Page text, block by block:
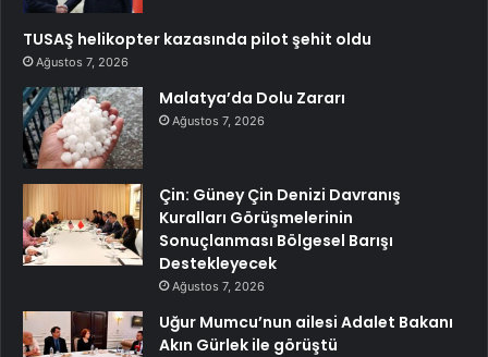
TUSAŞ helikopter kazasında pilot şehit oldu
Ağustos 7, 2026
Malatya’da Dolu Zararı
Ağustos 7, 2026
Çin: Güney Çin Denizi Davranış
Kuralları Görüşmelerinin
Sonuçlanması Bölgesel Barışı
Destekleyecek
Ağustos 7, 2026
Uğur Mumcu’nun ailesi Adalet Bakanı
Akın Gürlek ile görüştü